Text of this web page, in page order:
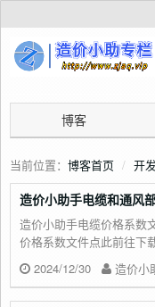
博客
当前位置： 博客首页 开发
造价小助手电缆和通风
造价小助手电缆价格系数
价格系数文件点此前往下
2024/12/30
造价小